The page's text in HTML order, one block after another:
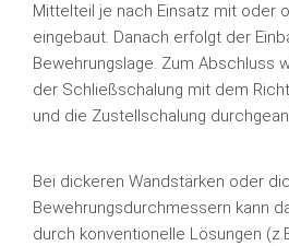
Mittelteil je nach Einsatz mit oder
eingebaut. Danach erfolgt der
Bewehrungslage. Zum Abschluss
der Schließschalung mit dem
und die Zustellschalung
Bei dickeren Wandstärken oder
Bewehrungsdurchmessern kann
durch konventionelle Lösungen